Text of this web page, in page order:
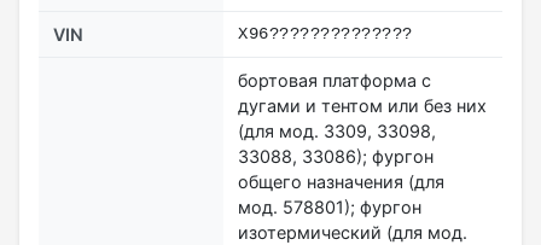
VIN X96??????????????
бортовая платформа с
дугами и тентом или без них
(для мод. 3309, 33098,
33088, 33086); фургон
общего назначения (для
мод. 578801); фургон
изотермический (для мод.